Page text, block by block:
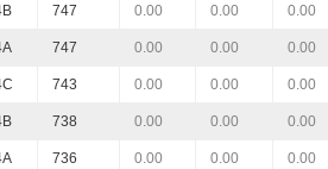
747 0.00 0.00 0.00
747 0.00 0.00 0.00
743 0.00 0.00 0.00
738 0.00 0.00 0.00
736 0.00 0.00 0.00